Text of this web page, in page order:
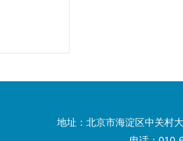
地址：北京市海淀区中关村